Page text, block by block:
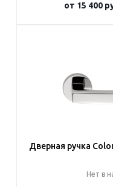
от 15 400
Дверная ручка
Нет в